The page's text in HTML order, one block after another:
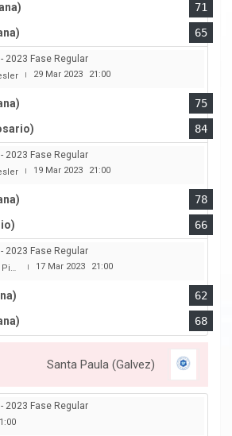
71
65
2023 Fase Regular
| 29 Mar 2023 21:00
75
84
2023 Fase Regular
| 19 Mar 2023 21:00
78
66
2023 Fase Regular
| 17 Mar 2023 21:00
62
68
Santa Paula (Galvez)
2023 Fase Regular